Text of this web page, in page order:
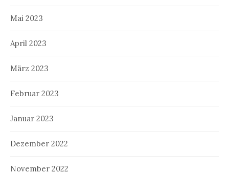
Mai 2023
April 2023
März 2023
Februar 2023
Januar 2023
Dezember 2022
November 2022